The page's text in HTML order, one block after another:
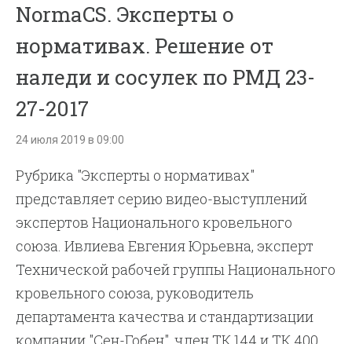
NormaCS. Эксперты о
нормативах. Решение от
наледи и сосулек по РМД 23-
27-2017
24 июля 2019 в 09:00
Рубрика "Эксперты о нормативах"
представляет серию видео-выступлений
экспертов Национального кровельного
союза. Ивлиева Евгения Юрьевна, эксперт
Технической рабочей группы Национального
кровельного союза, руководитель
департамента качества и стандартизации
компании "Сен-Гобен", член ТК 144 и ТК 400,